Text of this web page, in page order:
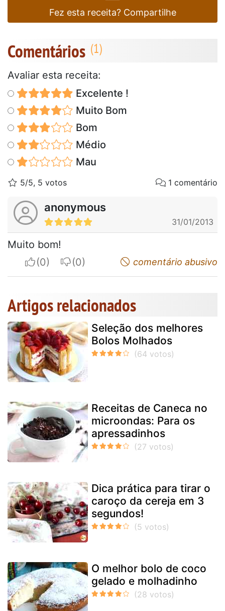
Fez esta receita? Compartilhe
Comentários
Avaliar esta receita:
Excelente !
Muito Bom
Bom
Médio
Mau
5/5, 5 votos 1 comentário
anonymous
31/01/2013
Muito bom!
I apreciateI do not appreciatecomentário abusivo
Artigos relacionados
Seleção dos melhores
Bolos Molhados
Receitas de Caneca no
microondas: Para os
apressadinhos
Dica prática para tirar o
caroço da cereja em 3
segundos!
O melhor bolo de coco
gelado e molhadinho